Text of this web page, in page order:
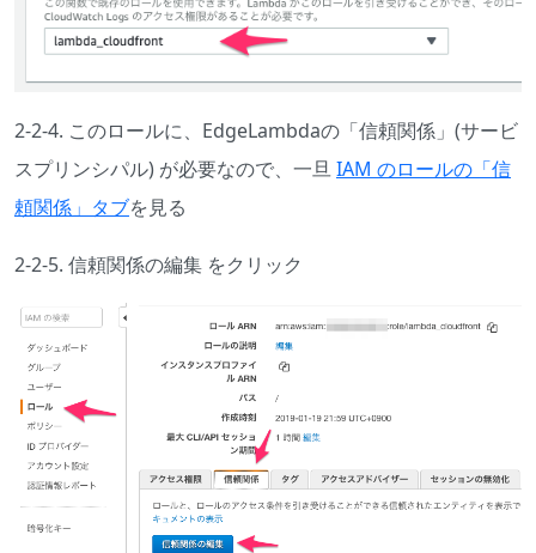
2-2-4. このロールに、EdgeLambdaの「信頼関係」(サービ
スプリンシパル) が必要なので、一旦IAM のロールの「信
頼関係」タブを見る
2-2-5. 信頼関係の編集 をクリック